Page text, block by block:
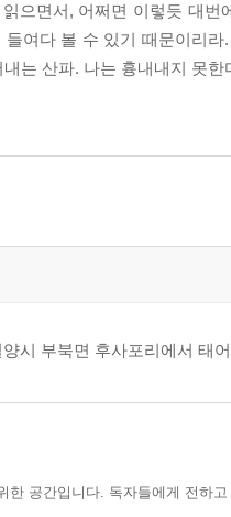
으면서, 어쩌면 이렇듯 대
들여다 볼 수 있기 때문이리
는 산파. 나는 흉내내지 못한
양시 부북면 후사포리에서 태
한 공간입니다. 독자들에게 전하